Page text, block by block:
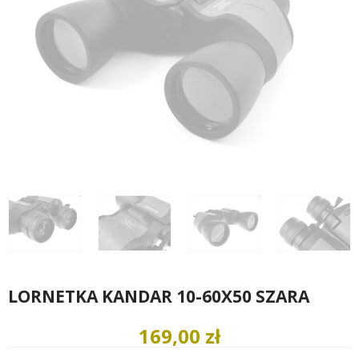
LORNETKA KANDAR 10-60X50 SZARA
169,00 zł